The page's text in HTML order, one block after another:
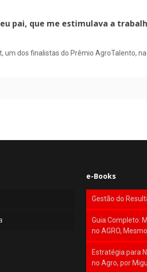
pai, que me estimulava a
um dos finalistas do Prêmio AgroTalento,
e-Books
Gestão do
Guia Completo:
no AGRO,
Estratégia para
no Agro, por